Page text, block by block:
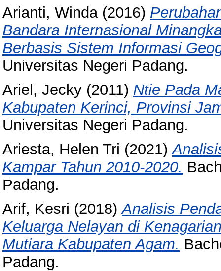
Arianti, Winda(2016)
Bandara Internasional
Berbasis Sistem Informasi
Universitas Negeri Padang.
Ariel, Jecky (2011) Ntie Pada
Kabupaten Kerinci, Provinsi
Universitas Negeri Padang.
Ariesta, Helen Tri (2021)
Kampar Tahun 2010-2020.
Padang.
Arif, Kesri (2018)Analisis
Keluarga Nelayan di
Mutiara Kabupaten Agam.
Padang.